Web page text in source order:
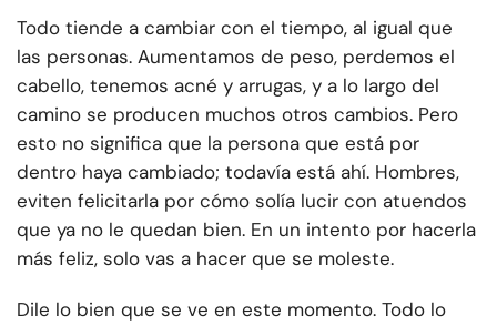
Todo tiende a cambiar con el tiempo, al igual que
las personas. Aumentamos de peso, perdemos el
cabello, tenemos acné y arrugas, y a lo largo del
camino se producen muchos otros cambios. Pero
esto no significa que la persona que está por
dentro haya cambiado; todavía está ahí. Hombres,
eviten felicitarla por cómo solía lucir con atuendos
que ya no le quedan bien. En un intento por hacerla
más feliz, solo vas a hacer que se moleste.
Dile lo bien que se ve en este momento. Todo lo